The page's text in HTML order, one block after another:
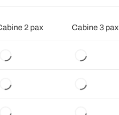
2 pax Cabine 3 pax